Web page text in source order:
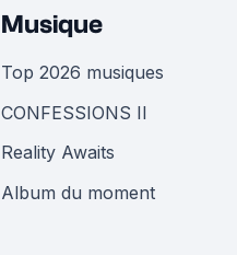
Musique
Top 2026 musiques
CONFESSIONS II
Reality Awaits
Album du moment